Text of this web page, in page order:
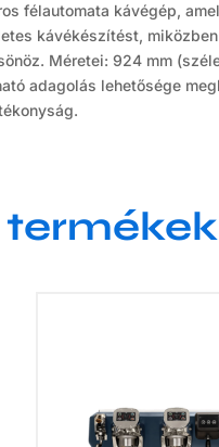
félautomata kávégép,
kávékészítést,
Méretei: 924 mm
adagolás lehetősége